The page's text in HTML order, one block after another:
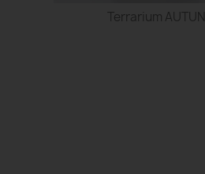
Terrarium AUTUN